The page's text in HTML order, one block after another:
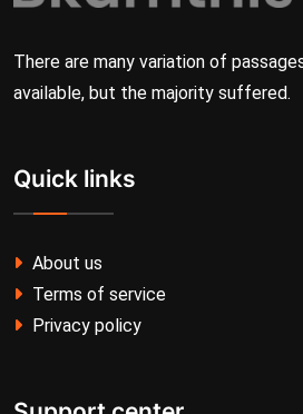
There are many variation of
available, but the majority suffered.
Quick links
About us
Terms of service
Privacy policy